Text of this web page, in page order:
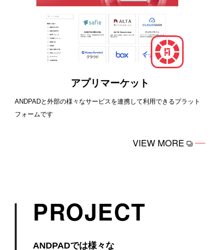
アプリマーケット
ANDPADと外部の様々なサービスを連携して利用できるプラット
フォームです
VIEW MORE
PROJECT
ANDPADでは様々な